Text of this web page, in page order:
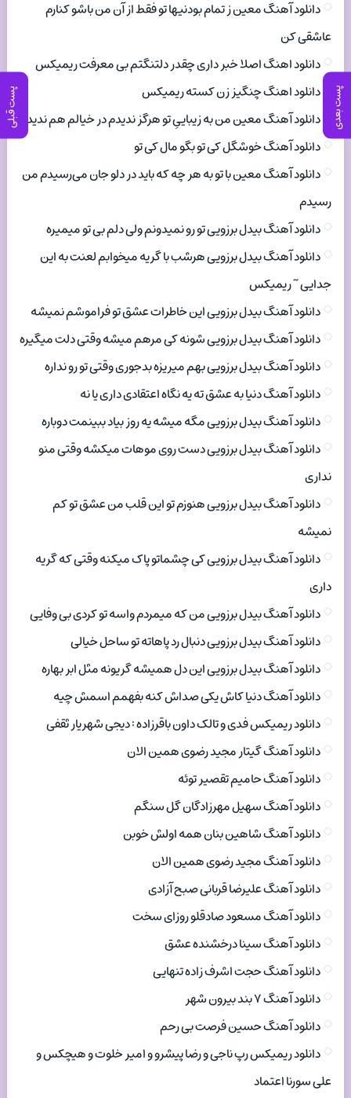
پست بعدی پست قبلی
دانلود آهنگ معین ز تمام بودنیها تو فقط از آن من باشو کنارم
عاشقی کن
دانلود اهنگ اصلا خبر داری چقدر دلتنگتم بی معرفت ریمیکس
دانلود اهنگ چنگیز زن کسته ریمیکس
دانلود آهنگ معین من به زیباییِ تو هرگز ندیدم در خیالم هم ندیدم
دانلود آهنگ خوشگل کی تو بگو مال کی تو
دانلود آهنگ معین با تو به هر چه که باید در دلو جان می‌رسیدم من
رسیدم
دانلود آهنگ بیدل برزویی تو رو نمیدونم ولی دلم بی تو میمیره
دانلود آهنگ بیدل برزویی هرشب با گریه میخوابم لعنت به این
جدایی ~ ریمیکس
دانلود آهنگ بیدل برزویی این خاطرات عشق تو فراموشم نمیشه
دانلود آهنگ بیدل برزویی شونه کی مرهم میشه وقتی دلت میگیره
دانلود آهنگ بیدل برزویی بهم میریزه بدجوری وقتی تو رو نداره
دانلود آهنگ دنیا به عشق ته یه نگاه اعتقادی داری یا نه
دانلود آهنگ بیدل برزویی مگه میشه یه روز بیاد ببینمت دوباره
دانلود آهنگ بیدل برزویی دست روی موهات میکشه وقتی منو
نداری
دانلود آهنگ بیدل برزویی هنوزم تو این قلب من عشق تو کم
نمیشه
دانلود آهنگ بیدل برزویی کی چشماتو پاک میکنه وقتی که گریه
داری
دانلود آهنگ بیدل برزویی من که میمردم واسه تو کردی بی وفایی
دانلود آهنگ بیدل برزویی دنبال رد پاهاته تو ساحل خیالی
دانلود آهنگ بیدل برزویی این دل همیشه گریونه مثل ابر بهاره
دانلود آهنگ دنیا کاش یکی صداش کنه بفهمم اسمش چیه
دانلود ریمیکس فدی و تالک داون باقرزاده : دیجی شهریار ثقفی
دانلود آهنگ گیتار مجید رضوی همین الان
دانلود آهنگ حامیم تقصیر توئه
دانلود آهنگ سهیل مهرزادگان گل سنگم
دانلود آهنگ شاهین بنان همه اولش خوبن
دانلود آهنگ مجید رضوی همین الان
دانلود آهنگ علیرضا قربانی صبح آزادی
دانلود آهنگ مسعود صادقلو روزای سخت
دانلود آهنگ سینا درخشنده عشق
دانلود آهنگ حجت اشرف زاده تنهایی
دانلود آهنگ ۷ بند بیرون شهر
دانلود آهنگ حسین فرصت بی رحم
دانلود ریمیکس رپ ناجی و رضا پیشرو و امیر خلوت و هیچکس و
علی سورنا اعتماد